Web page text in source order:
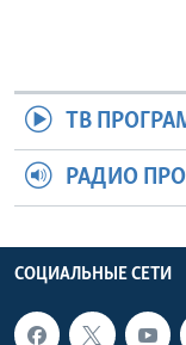
ТВ
РАДИО
СОЦИАЛЬНЫЕ СЕТИ